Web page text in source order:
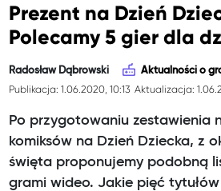
Prezent na Dzień
Polecamy 5 gier dla
Radosław Dąbrowski Aktualności o
Publikacja: 1.06.2020, 10:13 Aktualizacja:
Po przygotowaniu zestawienia
komiksów na Dzień Dziecka, z
święta proponujemy podobną
grami wideo. Jakie pięć